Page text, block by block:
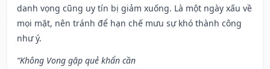
danh vọng cũng uy tín bị giảm xuống. Là một ngày xấu về
mọi mặt, nên tránh để hạn chế mưu sự khó thành công
như ý.
“Không Vong gặp quẻ khẩn cần